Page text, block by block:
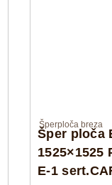
Šperploča breza
Šper ploča
1525×1525
E-1